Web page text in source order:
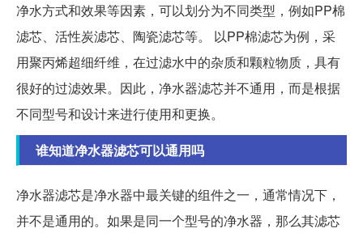
净水方式和效果等因素，可以划分为不同类型，例如PP棉
滤芯、活性炭滤芯、陶瓷滤芯等。 以PP棉滤芯为例，采
用聚丙烯超细纤维，在过滤水中的杂质和颗粒物质，具有
很好的过滤效果。因此，净水器滤芯并不通用，而是根据
不同型号和设计来进行使用和更换。
谁知道净水器滤芯可以通用吗
净水器滤芯是净水器中最关键的组件之一，通常情况下，
并不是通用的。如果是同一个型号的净水器，那么其滤芯